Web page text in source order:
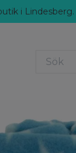
i Lindesberg.